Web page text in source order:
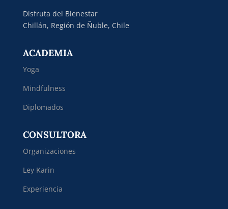
Disfruta del Bienestar
Chillán, Región de Ñuble, Chile
ACADEMIA
Yoga
Mindfulness
Diplomados
CONSULTORA
Organizaciones
Ley Karin
Experiencia